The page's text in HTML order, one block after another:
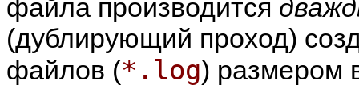
файла производится
(дублирующий проход)
файлов (*.log) размером